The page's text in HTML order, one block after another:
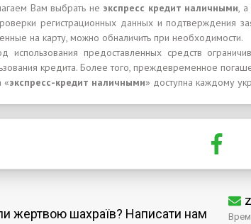
Вам выбрать не экспресс кредит наличными, а
регистрационных данных и подтверждения
на карту, можно обналичить при необходимости.
использования предоставленных средств
кредита. Более того, преждевременное
«экспресс-кредит наличными» доступна каждому
жертвою шахраїв? Написати нам